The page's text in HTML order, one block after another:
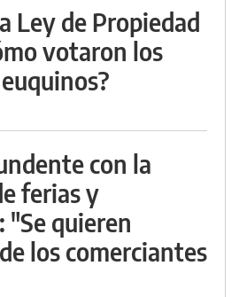
Ley de Propiedad
votaron los
con la
ferias y
quieren
los comerciantes